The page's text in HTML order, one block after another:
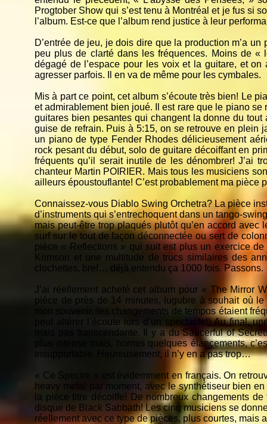
Progtober Show qui s’est tenu à Montréal et je fus si
l’album. Est-ce que l’album rend justice à leur
D’entrée de jeu, je dois dire que la production m’a
peu plus de clarté dans les fréquences. Moins de
dégagé de l’espace pour les voix et la guitare, et
agresser parfois. Il en va de même pour les cymbales.
Mis à part ce point, cet album s’écoute très bien! Le
et admirablement bien joué. Il est rare que le piano
guitares bien pesantes qui changent la donne du
guise de refrain. Puis à 5:15, on se retrouve en plein
un piano de type Fender Rhodes délicieusement
rock pesant du début, solo de guitare décoiffant en
fréquents qu’il serait inutile de les dénombrer! J’ai
chanteur Martin POIRIER. Mais tous les musiciens
ailleurs époustouflante! C’est probablement ma pièce
Connaissez-vous Diablo Swing Orchetra? La pièce
d’instruments qui s’entrechoquent dans un tango-
mais peut-être trop plaqués plutôt qu’en accord
surf sur le tout de façon déconnectée ou sert de
pièce « Reflections » qui suit est plus un exercice
Krimson et une multitude de trucs similaires des
clochettes, bref… déjà entendu ça 1000 fois. Passons.
J’ai réellement acheté cet album pour « The Mirror
pièce de près de 14 minutes, lugubre à souhait où
mon souvenir, les changements de tempos étaient
peut altérer l’écoute lors d’un spectacle!) Au final,
mais pas transcendante. Il y a du Saucerful of
plus intense mais, hormis quelques élancements,
insupportable. Heureusement, il n’y en a pas trop…
« Ce Spectre » est évidemment en français. On
heavy metal par moment, avec le synthétiseur bien
la pièce titre décoiffe! De nombreux changements
disque de Black Sabbath! Les cinq musiciens se
réellement avec ce type de pièces, plus courtes, mais